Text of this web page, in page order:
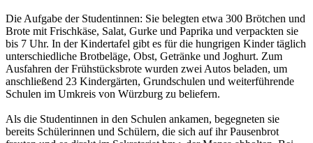
Die Aufgabe der Studentinnen: Sie belegten etwa 300 Brötchen und
Brote mit Frischkäse, Salat, Gurke und Paprika und verpackten sie
bis 7 Uhr. In der Kindertafel gibt es für die hungrigen Kinder täglich
unterschiedliche Brotbeläge, Obst, Getränke und Joghurt. Zum
Ausfahren der Frühstücksbrote wurden zwei Autos beladen, um
anschließend 23 Kindergärten, Grundschulen und weiterführende
Schulen im Umkreis von Würzburg zu beliefern.
Als die Studentinnen in den Schulen ankamen, begegneten sie
bereits Schülerinnen und Schülern, die sich auf ihr Pausenbrot